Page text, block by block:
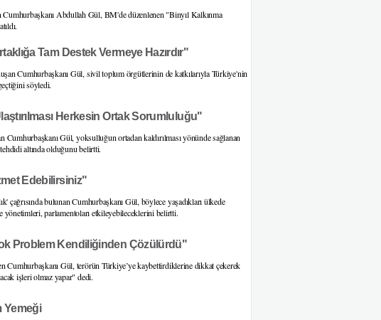
Abdullah Gül, BM'de düzenlenen "Binyıl Kalkınma
Tam Destek Vermeye Hazırdır"
Cumhurbaşkanı Gül, sivil toplum örgütlerinin de katkılarıyla Türkiye'nin
söyledi.
Herkesin Ortak Sorumluluğu"
Cumhurbaşkanı Gül, yoksulluğun ortadan kaldırılması yönünde sağlanan
altında olduğunu belirtti.
Edebilirsiniz"
çağrısında bulunan Cumhurbaşkanı Gül, böylece yaşadıkları ülkede
yönetimleri, parlamentoları etkileyebileceklerini belirtti.
Problem Kendiliğinden Çözülürdü"
Cumhurbaşkanı Gül, terörün Türkiye’ye kaybettirdiklerine dikkat çekerek
işleri olmaz yapar" dedi.
Yemeği